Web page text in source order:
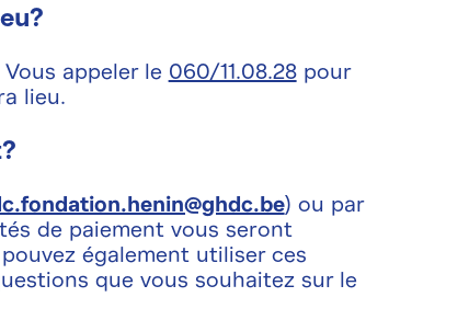
appeler le 060/11.08.28pour
lieu.
) ou par
de paiement vous seront
également utiliser ces
que vous souhaitez sur le